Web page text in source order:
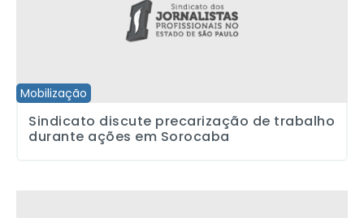
Mobilização
Sindicato discute precarização de trabalho
durante ações em Sorocaba